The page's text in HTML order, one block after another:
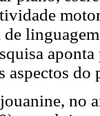
aspectos do
no